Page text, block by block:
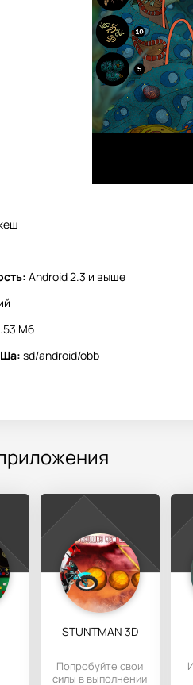
Android 2.3 и выше
Мб
sd/android/obb
STUNTMAN 3D
Попробуйте свои
силы в выполнении